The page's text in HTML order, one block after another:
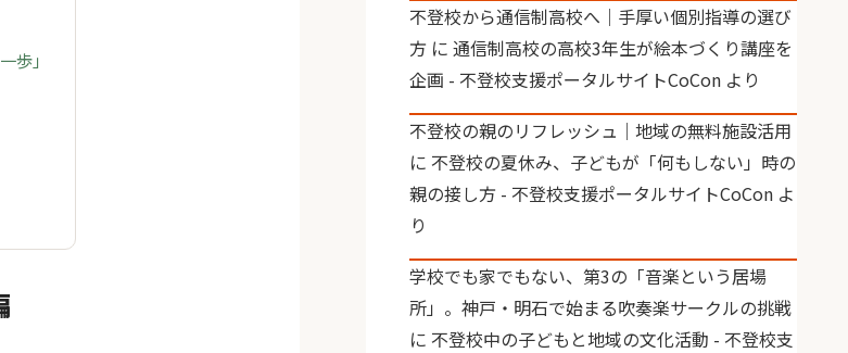
歩」
不登校から通信制高校へ｜手厚い個別指導の選び
方 に通信制高校の高校3年生が絵本づくり講座を
企画 - 不登校支援ポータルサイトCoCon より
不登校の親のリフレッシュ｜地域の無料施設活用
に 不登校の夏休み、子どもが「何もしない」時の
親の接し方 - 不登校支援ポータルサイトCoCon よ
り
学校でも家でもない、第3の「音楽という居場
所」。神戸・明石で始まる吹奏楽サークルの挑戦
に 不登校中の子どもと地域の文化活動 - 不登校支